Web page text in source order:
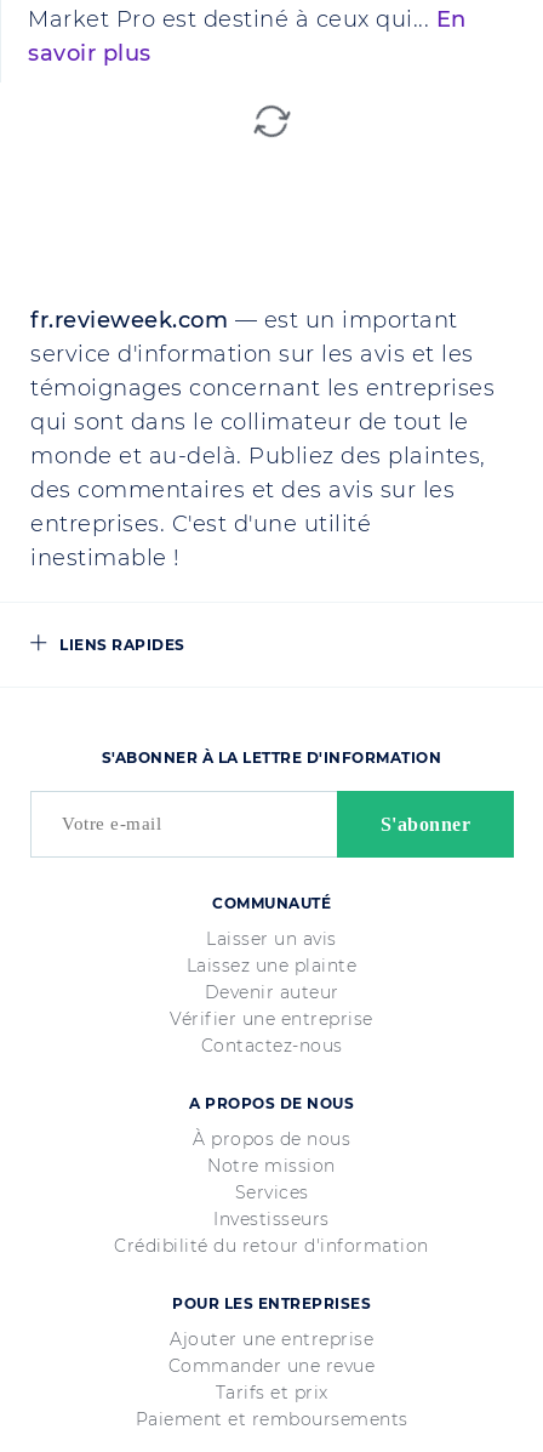
Market Pro est destiné à ceux qui... En
savoir plus
fr.revieweek.com — est un important
service d'information sur les avis et les
témoignages concernant les entreprises
qui sont dans le collimateur de tout le
monde et au-delà. Publiez des plaintes,
des commentaires et des avis sur les
entreprises. C'est d'une utilité
inestimable !
LIENS RAPIDES
COMMUNAUTÉ
Laisser un avis
Laissez une plainte
Devenir auteur
Vérifier une entreprise
Contactez-nous
A PROPOS DE NOUS
À propos de nous
Notre mission
Services
Investisseurs
Crédibilité du retour d'information
POUR LES ENTREPRISES
Ajouter une entreprise
Commander une revue
Tarifs et prix
Paiement et remboursements
S'ABONNER À LA LETTRE D'INFORMATION